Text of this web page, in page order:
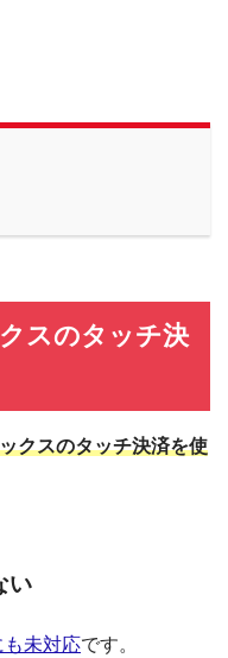
スのタッチ決
クスのタッチ決済を使
い
も未対応です。